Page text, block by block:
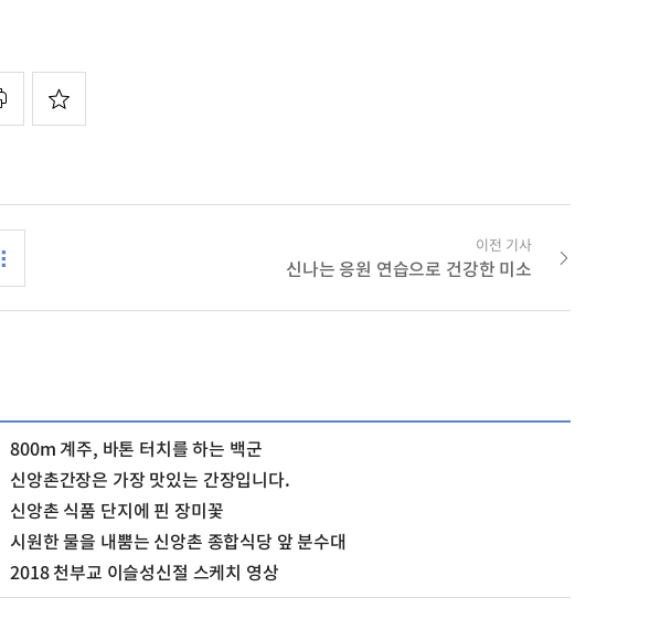
이전 기사
신나는 응원 연습으로 건강한 미소
800m 계주, 바톤 터치를 하는 백군
신앙촌간장은 가장 맛있는 간장입니다.
신앙촌 식품 단지에 핀 장미꽃
시원한 물을 내뿜는 신앙촌 종합식당 앞 분수대
2018 천부교 이슬성신절 스케치 영상